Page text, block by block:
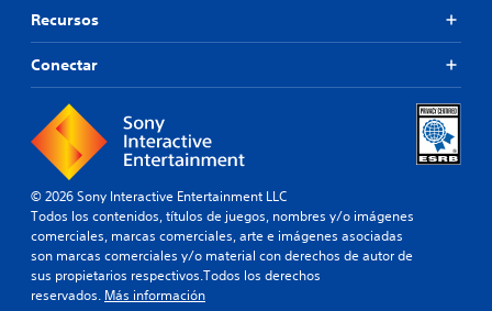
Recursos
Conectar
© 2026 Sony Interactive Entertainment LLC
Todos los contenidos, títulos de juegos, nombres y/o imágenes
comerciales, marcas comerciales, arte e imágenes asociadas
son marcas comerciales y/o material con derechos de autor de
sus propietarios respectivos.Todos los derechos
reservados. Más información